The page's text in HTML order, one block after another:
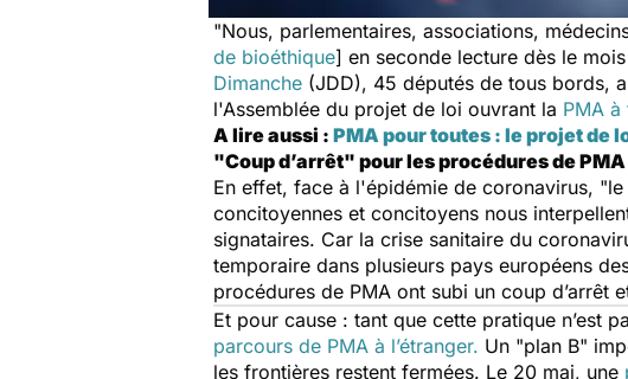
"Nous, parlementaires, associations,
de bioéthique] en seconde lecture dès le
Dimanche (JDD), 45 députés de tous bords,
l'Assemblée du projet de loi ouvrant la PMA
A lire aussi : PMA pour toutes : le projet
"Coup d’arrêt" pour les procédures de PMA
En effet, face à l'épidémie de coronavirus, "
concitoyennes et concitoyens nous
signataires. Car la crise sanitaire du
temporaire dans plusieurs pays européens
procédures de PMA ont subi un coup d’arrêt
Et pour cause : tant que cette pratique n’est
parcours de PMA à l’étranger. Un "plan B"
les frontières restent fermées. Le 20 mai, une